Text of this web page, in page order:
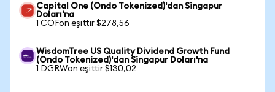
Capital One (Ondo Tokenized)'dan Singapur
Doları'na
1 COFon eşittir $278,56
WisdomTree US Quality Dividend Growth Fund
(Ondo Tokenized)'dan Singapur Doları'na
1 DGRWon eşittir $130,02